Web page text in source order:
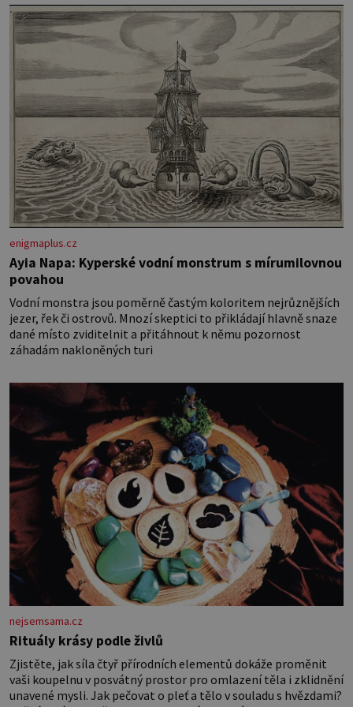
vlákno na výplň – 2 knoflíky – 0,5 m
jednostranně nalepovacího […]
enigmaplus.cz
Ayia Napa: Kyperské vodní monstrum s mírumilovnou
povahou
Vodní monstra jsou poměrně častým koloritem nejrůznějších
jezer, řek či ostrovů. Mnozí skeptici to přikládají hlavně snaze
dané místo zviditelnit a přitáhnout k němu pozornost
záhadám nakloněných turi
nejsemsama.cz
Rituály krásy podle živlů
Zjistěte, jak síla čtyř přírodních elementů dokáže proměnit
vaši koupelnu v posvátný prostor pro omlazení těla i zklidnění
unavené mysli. Jak pečovat o pleť a tělo v souladu s hvězdami?